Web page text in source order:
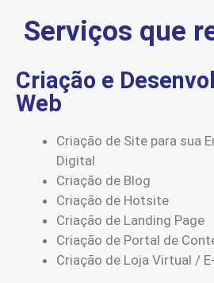
Serviços que
Criação e
Web
Criação de Site para sua
Digital
Criação de Blog
Criação de Hotsite
Criação de Landing Page
Criação de Portal de
Criação de Loja Virtual /